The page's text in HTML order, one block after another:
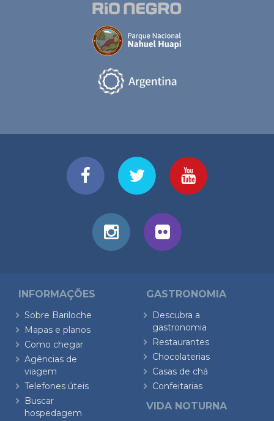
INFORMAÇÕES
Sobre Bariloche
Mapas e planos
Como chegar
Agências de
viagem
Telefones úteis
Buscar
hospedagem
GASTRONOMIA
Descubra a
gastronomia
Restaurantes
Chocolaterias
Casas de chá
Confeitarias
VIDA NOTURNA